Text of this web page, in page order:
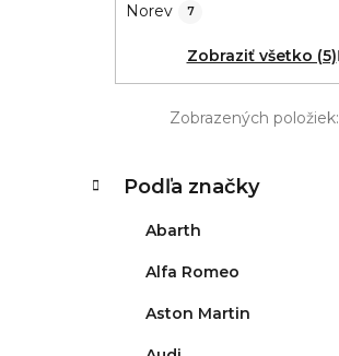
Norev 7
Zobraziť všetko (5)
Zobrazených položiek:
kategórie
K
a
Podľa značky
Abarth
Alfa Romeo
Aston Martin